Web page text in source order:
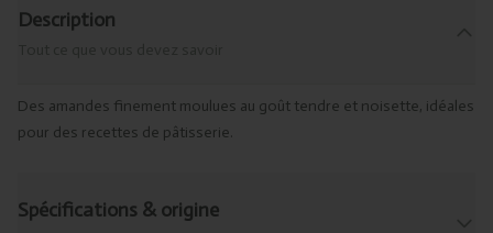
Description
Des amandes finement moulues au goût tendre et noisette, idéales
pour des recettes de pâtisserie.
Spécifications & origine